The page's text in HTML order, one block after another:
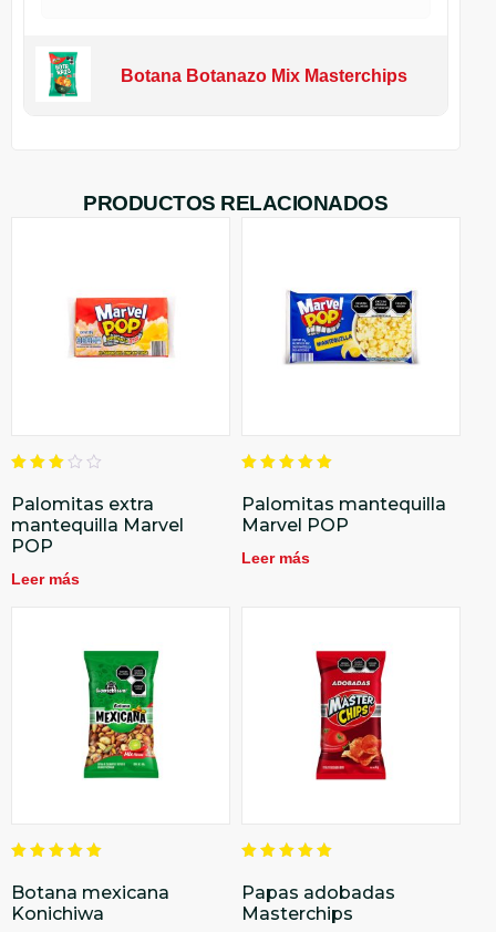
Botana Botanazo Mix Masterchips
PRODUCTOS RELACIONADOS
en
3.00
de 5
Palomitas extra
mantequilla Marvel
POP
Leer más
en
5.00
de 5
Palomitas mantequilla
Marvel POP
Leer más
en
5.00
de 5
Botana mexicana
Konichiwa
en
5.00
de 5
Papas adobadas
Masterchips